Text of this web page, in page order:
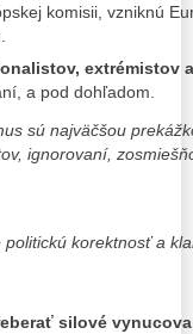
komisii, vzniknú
extrémistov
a pod dohľadom.
sú najväčšou
ignorovaní,
korektnosť a
silové